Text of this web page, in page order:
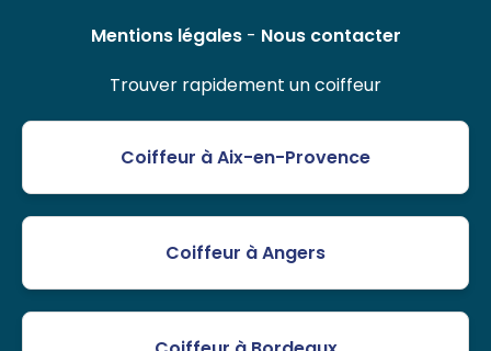
Mentions légales- Nous contacter
Trouver rapidement un coiffeur
Coiffeur à Aix-en-Provence
Coiffeur à Angers